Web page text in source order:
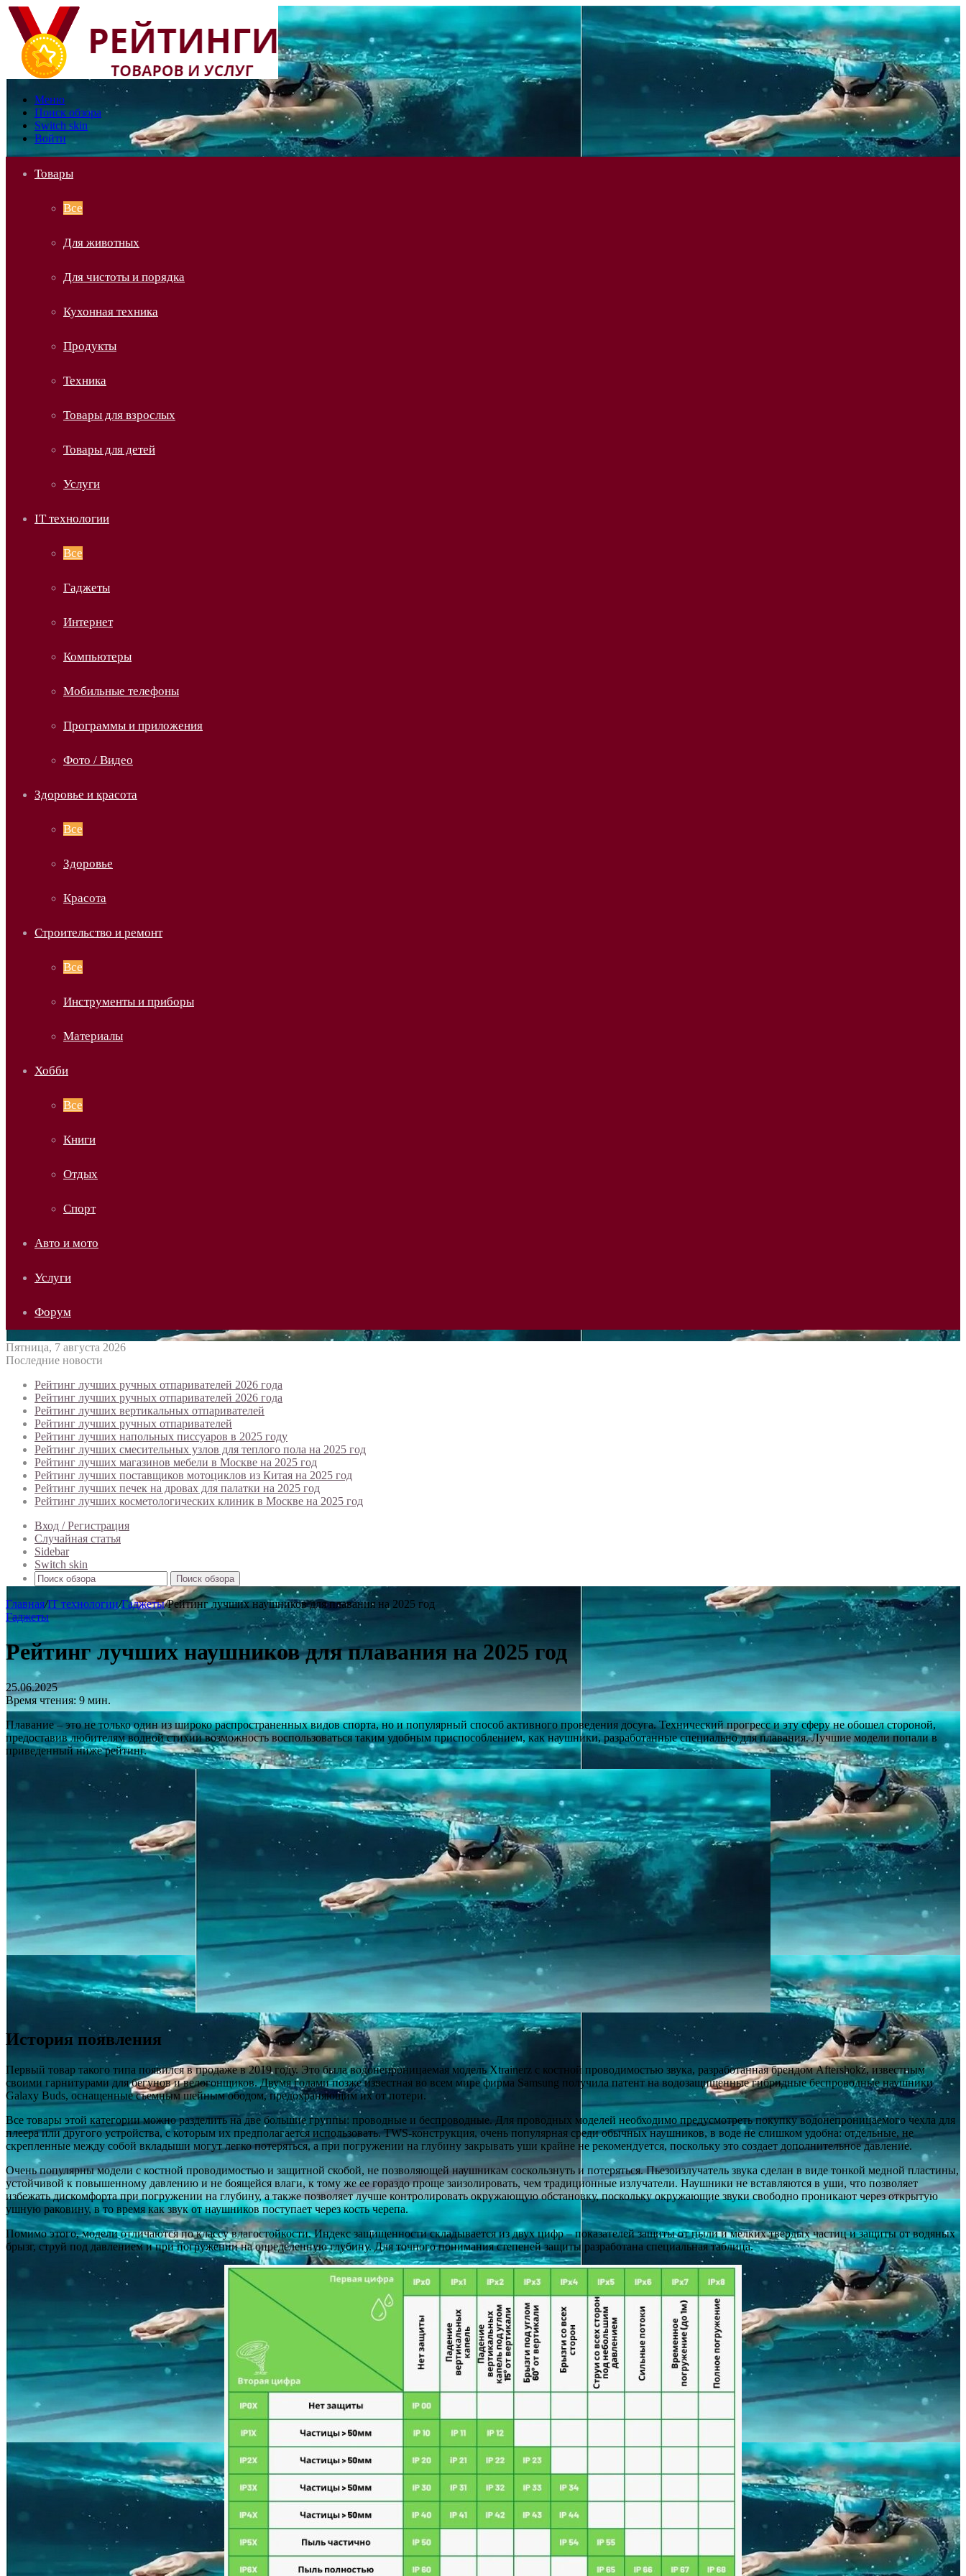
Меню
Поиск обзора
Switch skin
Войти
Товары
Все
Для животных
Для чистоты и порядка
Кухонная техника
Продукты
Техника
Товары для взрослых
Товары для детей
Услуги
IT технологии
Все
Гаджеты
Интернет
Компьютеры
Мобильные телефоны
Программы и приложения
Фото / Видео
Здоровье и красота
Все
Здоровье
Красота
Строительство и ремонт
Все
Инструменты и приборы
Материалы
Хобби
Все
Книги
Отдых
Спорт
Авто и мото
Услуги
Форум
Пятница, 7 августа 2026
Последние новости
Рейтинг лучших ручных отпаривателей 2026 года
Рейтинг лучших ручных отпаривателей 2026 года
Рейтинг лучших вертикальных отпаривателей
Рейтинг лучших ручных отпаривателей
Рейтинг лучших напольных писсуаров в 2025 году
Рейтинг лучших смесительных узлов для теплого пола на 2025 год
Рейтинг лучших магазинов мебели в Москве на 2025 год
Рейтинг лучших поставщиков мотоциклов из Китая на 2025 год
Рейтинг лучших печек на дровах для палатки на 2025 год
Рейтинг лучших косметологических клиник в Москве на 2025 год
Вход / Регистрация
Случайная статья
Sidebar
Switch skin
Поиск обзора
Главная/IT технологии/Гаджеты/Рейтинг лучших наушников для плавания на 2025 год
Гаджеты
Рейтинг лучших наушников для плавания на 2025 год
25.06.2025
Время чтения: 9 мин.
Плавание – это не только один из широко распространенных видов спорта, но и популярный способ активного проведения досуга. Технический прогресс и эту сферу не обошел стороной,
предоставив любителям водной стихии возможность воспользоваться таким удобным приспособлением, как наушники, разработанные специально для плавания. Лучшие модели попали в
приведенный ниже рейтинг.
История появления
Первый товар такого типа появился в продаже в 2019 году. Это была водонепроницаемая модель Xtrainerz с костной проводимостью звука, разработанная брендом Aftershokz, известным
своими гарнитурами для бегунов и велогонщиков. Двумя годами позже известная во всем мире фирма Samsung получила патент на водозащищенные гибридные беспроводные наушники
Galaxy Buds, оснащенные съемным шейным ободом, предохраняющим их от потери.
Все товары этой категории можно разделить на две большие группы: проводные и беспроводные. Для проводных моделей необходимо предусмотреть покупку водонепроницаемого чехла для
плеера или другого устройства, с которым их предполагается использовать. TWS-конструкция, очень популярная среди обычных наушников, в воде не слишком удобна: отдельные, не
скрепленные между собой вкладыши могут легко потеряться, а при погружении на глубину закрывать уши крайне не рекомендуется, поскольку это создает дополнительное давление.
Очень популярны модели с костной проводимостью и защитной скобой, не позволяющей наушникам соскользнуть и потеряться. Пьезоизлучатель звука сделан в виде тонкой медной пластины,
устойчивой к повышенному давлению и не боящейся влаги, к тому же ее гораздо проще заизолировать, чем традиционные излучатели. Наушники не вставляются в уши, что позволяет
избежать дискомфорта при погружении на глубину, а также позволяет лучше контролировать окружающую обстановку, поскольку окружающие звуки свободно проникают через открытую
ушную раковину, в то время как звук от наушников поступает через кость черепа.
Помимо этого, модели отличаются по классу влагостойкости. Индекс защищенности складывается из двух цифр – показателей защиты от пыли и мелких твердых частиц и защиты от водяных
брызг, струй под давлением и при погружении на определенную глубину. Для точного понимания степеней защиты разработана специальная таблица.